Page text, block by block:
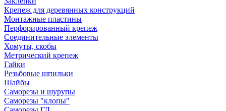
Крепеж для деревянных конструкций
Монтажные пластины
Перфорированный крепеж
Соединительные элементы
Хомуты, скобы
Метрический крепеж
Гайки
Резьбовые шпильки
Шайбы
Саморезы и шурупы
Саморезы "клопы"